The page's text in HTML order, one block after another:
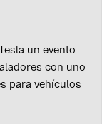
un evento
con uno
para vehículos